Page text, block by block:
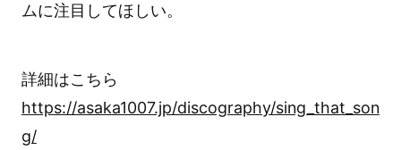
ムに注目してほしい。
詳細はこちら
https://asaka1007.jp/discography/sing_that_son
g/